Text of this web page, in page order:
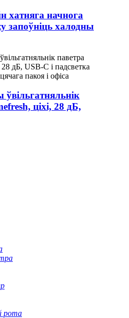
хатняга начнога
запоўніць халодны
ціхі, 28 дБ,
рота